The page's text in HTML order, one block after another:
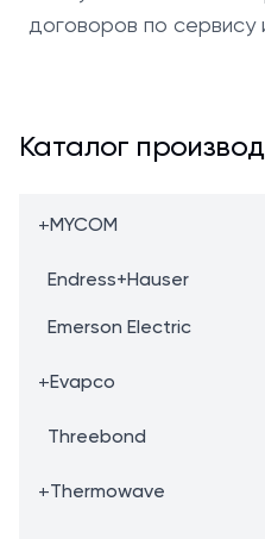
договоров по сервису
Каталог
+MYCOM
Endress+Hauser
Emerson Electric
+Evapco
Threebond
+Thermowave